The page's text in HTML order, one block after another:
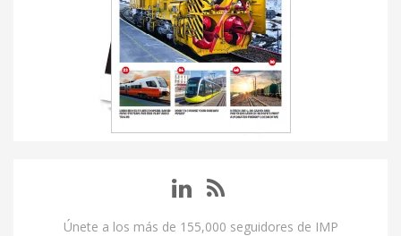
Únete a los más de 155,000 seguidores de IMP